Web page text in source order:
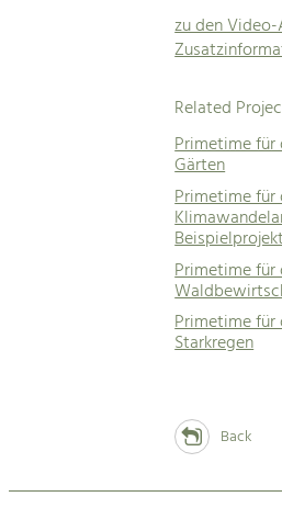
zu den
Related
Primetime
Gärten
Primetime für
Primetime für
Primetime
Starkregen
Back